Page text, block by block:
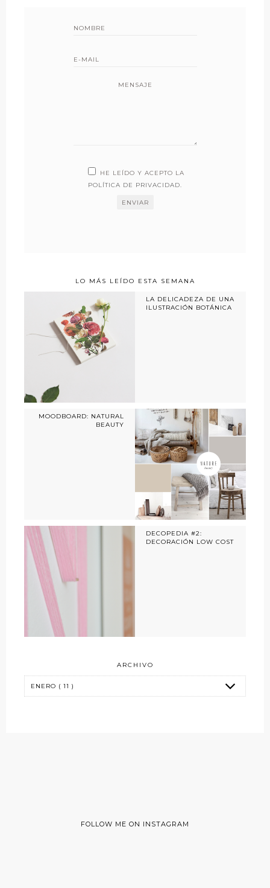
MENSAJE
HE LEÍDO Y ACEPTO LA
POLÍTICA DE PRIVACIDAD.
LO MÁS LEÍDO ESTA SEMANA
LA DELICADEZA DE UNA
ILUSTRACIÓN BOTÁNICA
MOODBOARD: NATURAL
BEAUTY
DECOPEDIA #2:
DECORACIÓN LOW COST
ARCHIVO
FOLLOW ME ON INSTAGRAM